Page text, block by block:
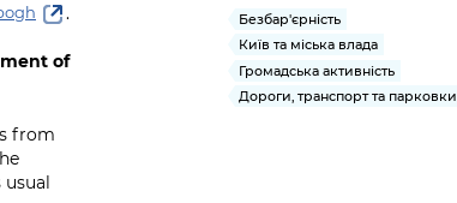
.
of
from
Безбар'єрність
Київ та міська влада
Громадська активність
Дороги, транспорт та парковки